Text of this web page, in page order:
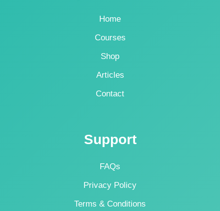
Home
Courses
Shop
Articles
Contact
Support
FAQs
Privacy Policy
Terms & Conditions